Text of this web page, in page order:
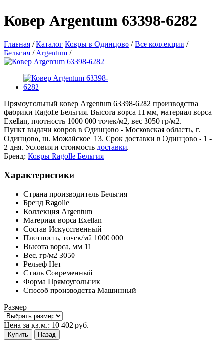
Ковер Argentum 63398-6282
Главная / Каталог Ковры в Одинцово / Все коллекции /
Бельгия / Argentum /
Прямоугольный ковер Argentum 63398-6282 производства
фабрики Ragolle Бельгия. Высота ворса 11 мм, материал ворса
Exellan, плотность 1000 000 точек/м2, вес 3050 гр/м2.
Пункт выдачи ковров в Одинцово - Московская область, г.
Одинцово, ш. Можайское, 13. Срок доставки в Одинцово - 1 -
2 дня. Условия и стоимость доставки.
Бренд: Ковры Ragolle Бельгия
Характеристики
Страна производитель Бельгия
Бренд Ragolle
Коллекция Argentum
Материал ворса Exellan
Состав Искусственный
Плотность, точек/м2 1000 000
Высота ворса, мм 11
Вес, гр/м2 3050
Рельеф Нет
Стиль Современный
Форма Прямоугольник
Способ производства Машинный
Размер
Цена за кв.м.: 10 402 руб.
Купить Назад